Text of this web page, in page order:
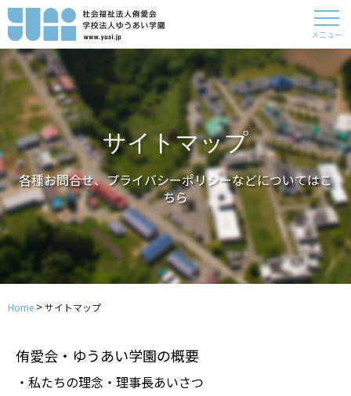
メニュー
サイトマップ
各種お問合せ、プライバシーポリシーなどについてはこ
ちら
Home >サイトマップ
侑愛会・ゆうあい学園の概要
・私たちの理念・理事長あいさつ